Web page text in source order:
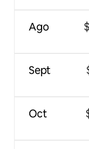
Ago
Sept
Oct